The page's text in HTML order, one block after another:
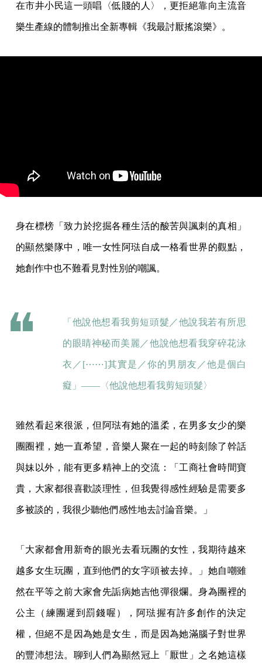
在市井小民這一頭唱〈低賤的人〉，更拒絕靠向主流音
樂生產線的體制推出全新專輯《我最討厭搖滾樂》。
身在標榜「致力於挖掘各種生活的酸苦與諷刺的真相」
的顯然樂隊中，唯一女性阿琺自成一格看世界的觀點，
她創作中也不難看見對性別的嘲諷。
「他說他想看我剪短頭髮／他說我若有所思
的眼睛神秘而美麗／他說他想看我穿碎花泳
衣／[⋯⋯]其實是／你的男朋友／他是個白
癡」——〈他說他想看我剪短頭髮〉
雖然看起來很派，但阿琺有她的溫柔，在男多女少的樂
團圈裡，她一直希望，音樂人聚在一起的時刻除了幹話
與妹以外，能有更多精神上的交流：「工商社會時間寶
貴，大家都很喜歡談理性，但我覺得感性經驗是需要多
多被談的，我很少聽他們感性地去討論音樂。」
「大家都會用新奇的眼光去看玩團的女性，我期待越來
越多女生玩團，直到他們的女字頭被去掉。」她自嘲雖
然在平等之前大家會先詬病她吉他彈很爛。身為團裡的
公主（練團遲到罰錢喔），阿琺握有許多創作的決定
權，但絕不是因為她是女生，而是因為她滿腦子對世界
的豐沛想法。聊到人們為顯然冠上「厭世」之名她這樣